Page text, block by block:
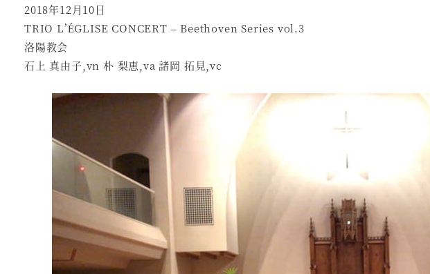
2018年12月10日
TRIO L’ÉGLISE CONCERT – Beethoven Series vol.3
洛陽教会
石上 真由子,vn 朴 梨恵,va 諸岡 拓見,vc